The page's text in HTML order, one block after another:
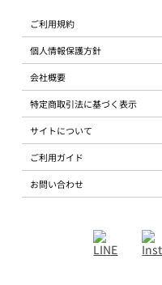
ご利用規約
個人情報保護方針
会社概要
特定商取引法に基づく表示
サイトについて
ご利用ガイド
お問い合わせ